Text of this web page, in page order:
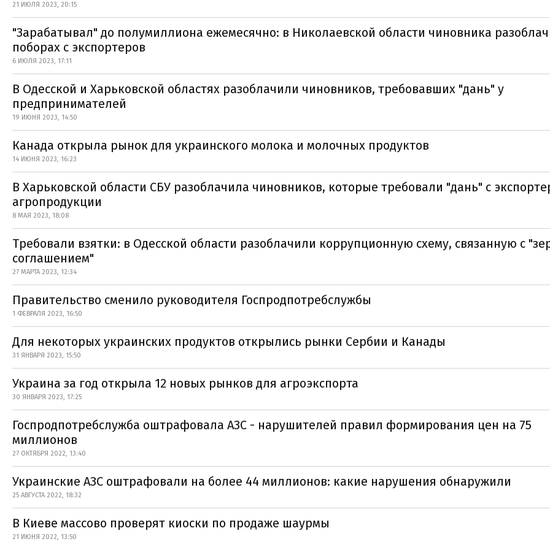
21 ИЮЛЯ 2023, 20:15
"Зарабатывал" до полумиллиона ежемесячно: в Николаевской области чиновника
поборах с экспортеров
6 ИЮЛЯ 2023, 17:11
В Одесской и Харьковской областях разоблачили чиновников, требовавших "дань" у
предпринимателей
19 ИЮНЯ 2023, 14:50
Канада открыла рынок для украинского молока и молочных продуктов
14 ИЮНЯ 2023, 16:23
В Харьковской области СБУ разоблачила чиновников, которые требовали "дань" с
агропродукции
8 МАЯ 2023, 18:08
Требовали взятки: в Одесской области разоблачили коррупционную схему, связанную с
соглашением"
27 МАРТА 2023, 12:34
Правительство сменило руководителя Госпродпотребслужбы
1 ФЕВРАЛЯ 2023, 16:50
Для некоторых украинских продуктов открылись рынки Сербии и Канады
31 ЯНВАРЯ 2023, 15:50
Украина за год открыла 12 новых рынков для агроэкспорта
30 ЯНВАРЯ 2023, 17:25
Госпродпотребслужба оштрафовала АЗС - нарушителей правил формирования цен на 75
миллионов
27 ОКТЯБРЯ 2022, 13:40
Украинские АЗС оштрафовали на более 44 миллионов: какие нарушения обнаружили
25 АВГУСТА 2022, 18:32
В Киеве массово проверят киоски по продаже шаурмы
21 ИЮНЯ 2022, 13:50